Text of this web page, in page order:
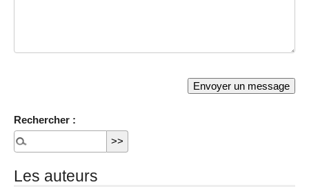
Rechercher :
Les auteurs